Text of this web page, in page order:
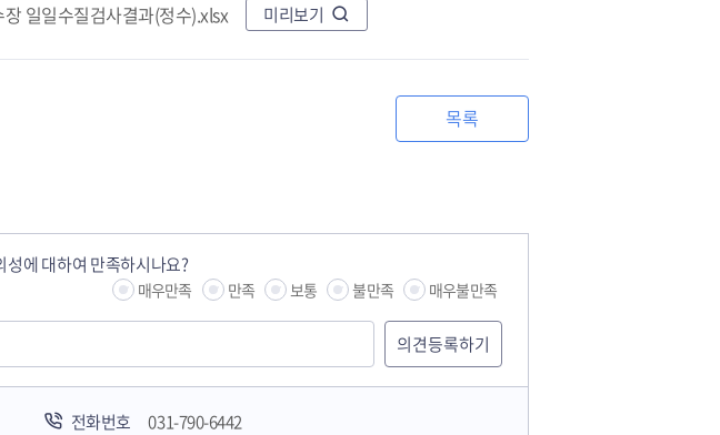
일일수질검사결과(정수).xlsx 미리보기
목록
에 대하여 만족하시나요?
매우만족 만족 보통 불만족 매우불만족
전화번호
031-790-6442